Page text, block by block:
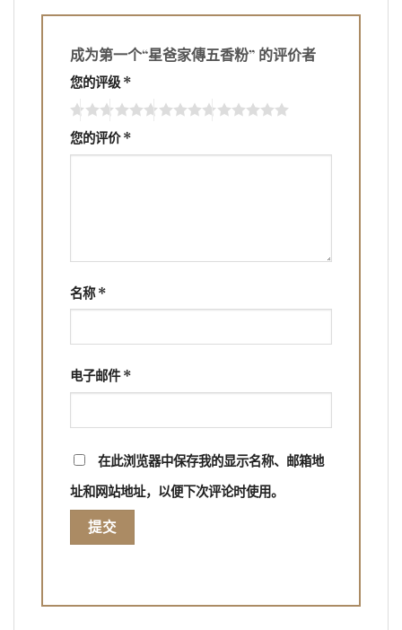
成为第一个“星爸家傳五香粉” 的评价者
您的评级 *
您的评价*
名称*
电子邮件*
在此浏览器中保存我的显示名称、邮箱地
址和网站地址，以便下次评论时使用。